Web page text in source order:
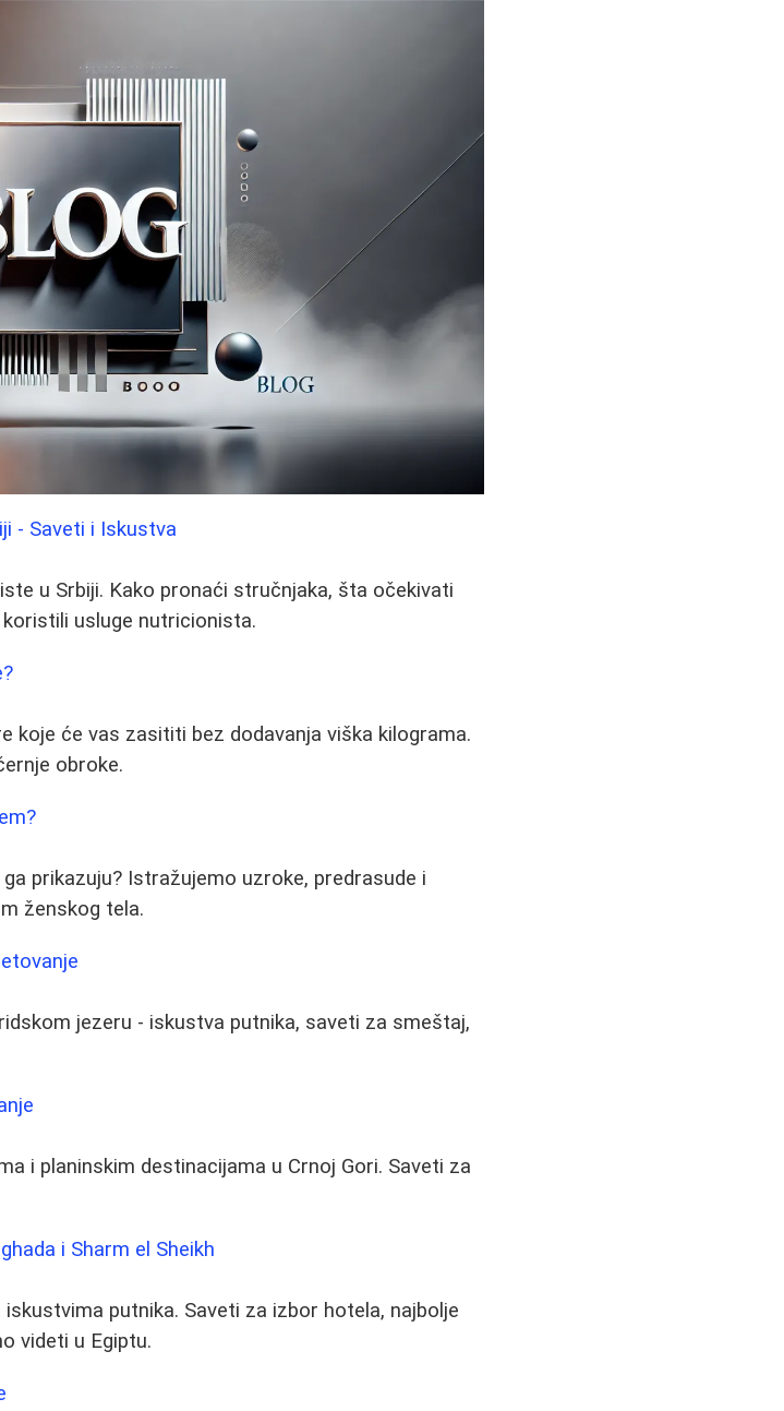
- Saveti i Iskustva
u Srbiji. Kako pronaći stručnjaka, šta očekivati
usluge nutricionista.
koje će vas zasititi bez dodavanja viška kilograma.
obroke.
prikazuju? Istražujemo uzroke, predrasude i
ženskog tela.
jezeru - iskustva putnika, saveti za smeštaj,
i planinskim destinacijama u Crnoj Gori. Saveti za
i Sharm el Sheikh
putnika. Saveti za izbor hotela, najbolje
videti u Egiptu.